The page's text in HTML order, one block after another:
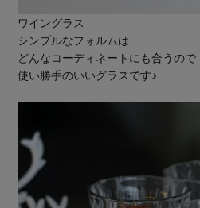
ワイングラス
シンプルなフォルムは
どんなコーディネートにも合うので
使い勝手のいいグラスです♪